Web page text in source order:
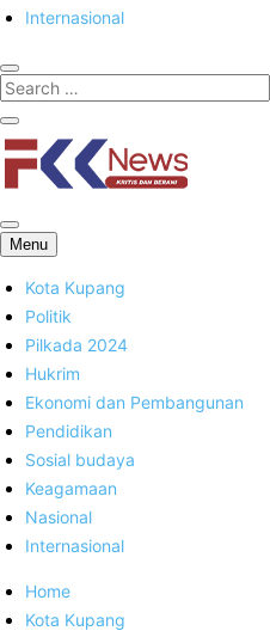
Internasional
FKK News
Menu
Kota Kupang
Politik
Pilkada 2024
Hukrim
Ekonomi dan Pembangunan
Pendidikan
Sosial budaya
Keagamaan
Nasional
Internasional
Home
Kota Kupang